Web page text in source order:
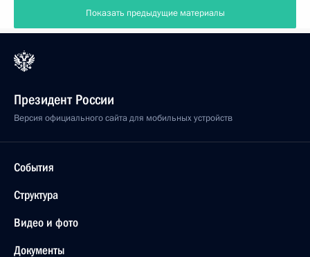
Показать предыдущие материалы
Президент России
Версия официального сайта для мобильных устройств
События
Структура
Видео и фото
Документы